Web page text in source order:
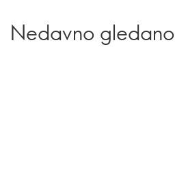
Nedavno gledano